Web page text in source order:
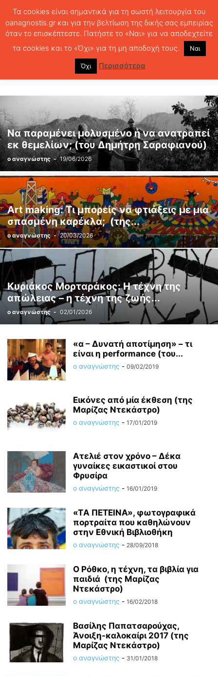
ΕΙΚΑΣΤΙΚΑ
ΕΙΚΑΣΤΙΚΑ
Να παραμένει μολυσμένο ή να ανατραπεί
εκ θεμελίων; (του Δημήτρη Σαραφιανού)
ο αναγνώστης - 19/06/2026
Art making: Τι μπορείς να φτιάξεις με μια
σπασμένη καρέκλα; (της...
ο αναγνώστης - 20/03/2026
Κυριάκος Μορταράκος: Η τέχνη της
απώλειας – η τέχνη της ζωής...
ο αναγνώστης - 02/01/2026
«α – Δυνατή αποτίμηση» – τι
είναι η performance (του...
ο αναγνώστης - 09/02/2019
Εικόνες από μία έκθεση (της
Μαρίζας Ντεκάστρο)
ο αναγνώστης - 17/01/2019
Ατελιέ στον χρόνο – Δέκα
γυναίκες εικαστικοί στου
Φρυσίρα
ο αναγνώστης - 16/01/2019
«ΤA ΠΕΤΕΙΝΑ», φωτογραφικά
πορτραίτα που καθηλώνουν
στην Εθνική Βιβλιοθήκη
ο αναγνώστης - 28/09/2018
Ο Ρόθκο, η τέχνη, τα βιβλία για
παιδιά (της Μαρίζας
Ντεκάστρο)
ο αναγνώστης - 16/02/2018
Βασίλης Παπατσαρούχας,
Άνοιξη-καλοκαίρι 2017 (της
Μαρίζας Ντεκάστρο)
ο αναγνώστης - 31/01/2018
Τα cookies είναι σημαντικά για τη σωστή λειτουργία του
oanagnostis.gr και για την βελτίωση της δικής σας εμπειρίας
όταν το επισκέπτεστε. Πατήστε το «Ναι» για να αποδεχτείτε
τα cookies και το «Όχι» για τη μη αποδοχή τους.
Ναι
Όχι Περισσότερα